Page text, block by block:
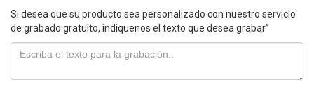
Si desea que su producto sea personalizado con nuestro servicio
de grabado gratuito, indiquenos el texto que desea grabar”